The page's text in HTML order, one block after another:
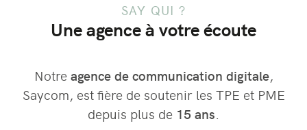
SAY QUI ?
Une agence à votre écoute
Notreagence de communication digitale,
Saycom, est fière de soutenir les TPE et PME
depuis plus de 15 ans